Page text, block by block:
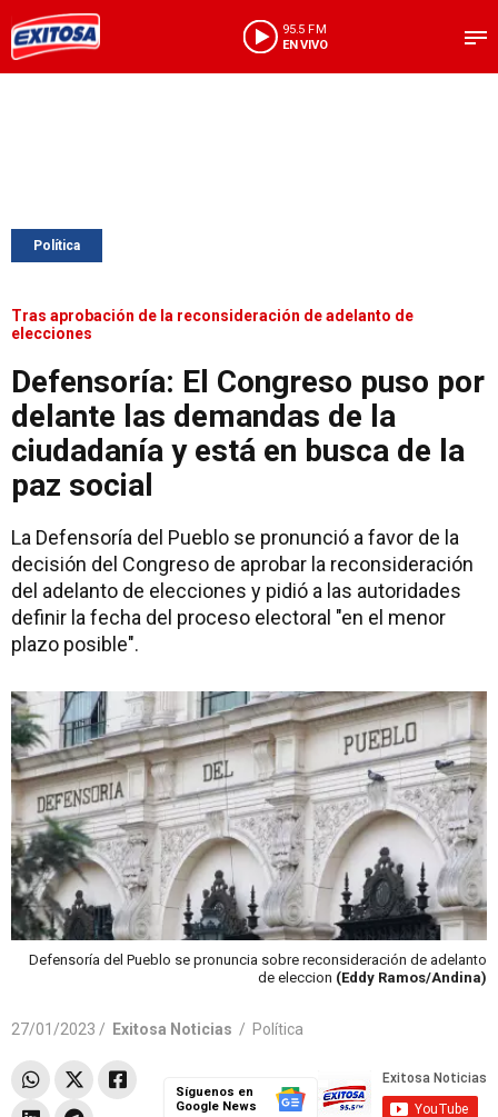
95.5 FM
EN VIVO
Política
Tras aprobación de la reconsideración de adelanto de
elecciones
Defensoría: El Congreso puso por
delante las demandas de la
ciudadanía y está en busca de la
paz social
La Defensoría del Pueblo se pronunció a favor de la
decisión del Congreso de aprobar la reconsideración
del adelanto de elecciones y pidió a las autoridades
definir la fecha del proceso electoral "en el menor
plazo posible".
Defensoría del Pueblo se pronuncia sobre reconsideración de adelanto
de eleccion (Eddy Ramos/Andina)
27/01/2023 / Exitosa Noticias / Política
Síguenos en
Google News